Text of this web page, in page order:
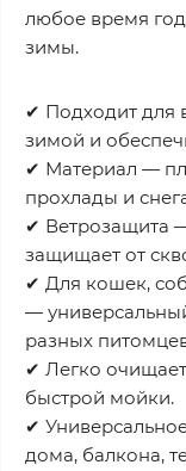
любое время
зимы.
✔ Подходит для
зимой и
✔ Материал —
прохлады и
✔ Ветрозащита
защищает от
✔ Для кошек,
—
разных
✔ Легко
быстрой мойки.
✔
дома, балкона,